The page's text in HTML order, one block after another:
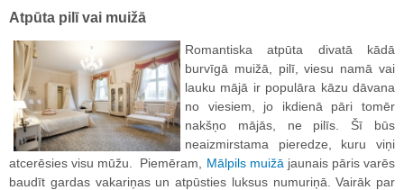
Atpūta pilī vai muižā
Romantiska atpūta divatā kādā
burvīgā muižā, pilī, viesu namā vai
lauku mājā ir populāra kāzu dāvana
no viesiem, jo ikdienā pāri tomēr
nakšņo mājās, ne pilīs. Šī būs
neaizmirstama pieredze, kuru viņi
atcerēsies visu mūžu. Piemēram, Mālpils muižā jaunais pāris varēs
baudīt gardas vakariņas un atpūsties luksus numuriņā. Vairāk par